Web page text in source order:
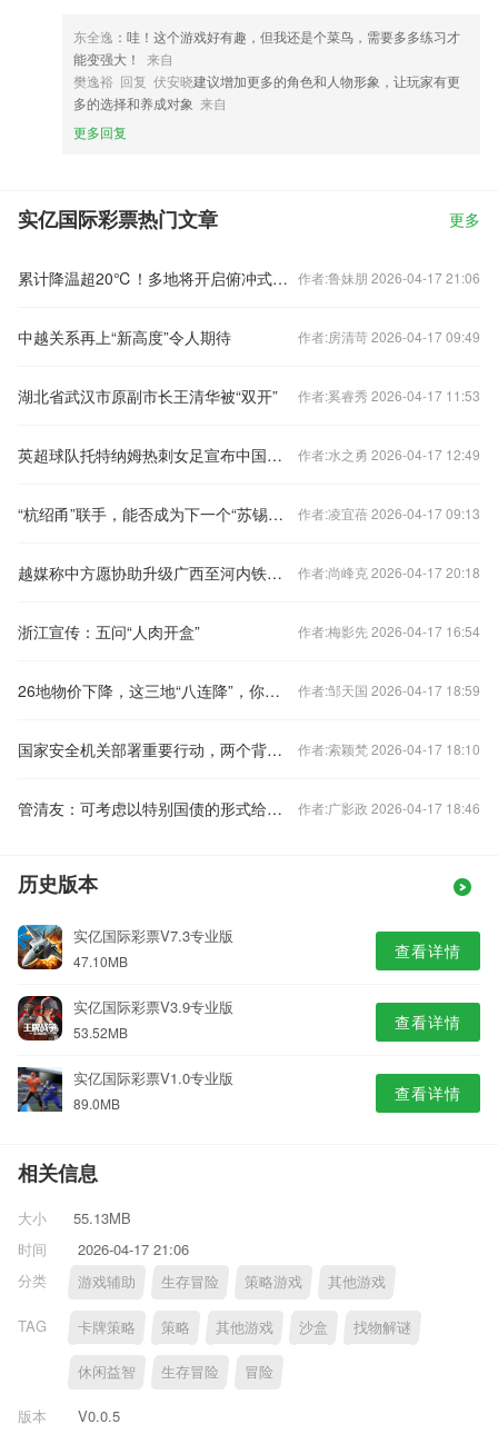
东全逸 ：哇！这个游戏好有趣，但我还是个菜鸟，需要多多练习才
能变强大！
来自
樊逸裕 回复 伏安晓建议增加更多的角色和人物形象，让玩家有更
多的选择和养成对象 来自
更多回复
实亿国际彩票热门文章 更多
累计降温超20℃！多地将开启俯冲式降温 作者:鲁妹朋 2026-04-17 21:06
中越关系再上“新高度”令人期待 作者:房清苛 2026-04-17 09:49
湖北省武汉市原副市长王清华被“双开” 作者:奚睿秀 2026-04-17 11:53
英超球队托特纳姆热刺女足宣布中国球员王霜加盟 作者:水之勇 2026-04-17 12:49
“杭绍甬”联手，能否成为下一个“苏锡常”？ 作者:凌宜蓓 2026-04-17 09:13
越媒称中方愿协助升级广西至河内铁路交通，外交部回应 作者:尚峰克 2026-04-17 20:18
浙江宣传：五问“人肉开盒” 作者:梅影先 2026-04-17 16:54
26地物价下降，这三地“八连降”，你家呢？ 作者:邹天国 2026-04-17 18:59
国家安全机关部署重要行动，两个背景值得关注 作者:索颖梵 2026-04-17 18:10
管清友：可考虑以特别国债的形式给老百姓发现金补贴 作者:广影政 2026-04-17 18:46
历史版本
实亿国际彩票V7.3专业版
47.10MB 查看详情
实亿国际彩票V3.9专业版
53.52MB 查看详情
实亿国际彩票V1.0专业版
89.0MB 查看详情
相关信息
大小
55.13MB
时间
2026-04-17 21:06
分类
游戏辅助 生存冒险 策略游戏 其他游戏
TAG 卡牌策略 策略 其他游戏 沙盒 找物解谜
休闲益智 生存冒险 冒险
版本
V0.0.5